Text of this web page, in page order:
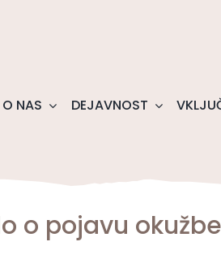
O NAS DEJAVNOST
o pojavu